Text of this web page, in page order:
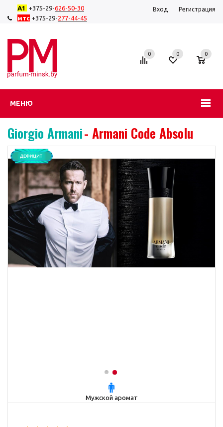
А1 +375-29-626-50-30
мтс +375-29-277-44-45
Вход Регистрация
МЕНЮ
0 0 0
Giorgio Armani- Armani Code Absolu
Мужской аромат